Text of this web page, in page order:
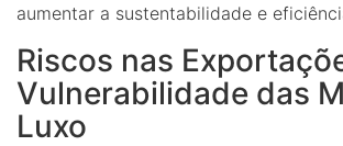
aumentar a sustentabilidade e
Riscos nas
Vulnerabilidade das
Luxo